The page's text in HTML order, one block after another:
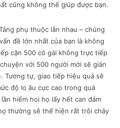
cũng không thể giúp được bạn.
phụ thuộc lẫn nhau – chúng
đề lớn nhất của bạn là không
cận 500 cô gái không trực tiếp
với 500 người mới sẽ gián
Tương tự, giao tiếp hiệu quả sẽ
độ lo âu cực cao trong quá
hiếm hoi họ lấy hết can đảm
thường sẽ thể hiện rất trôi chảy